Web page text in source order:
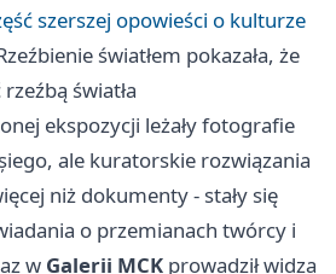
szerszej opowieści o kulturze
światłem pokazała, że
światła
ekspozycji leżały fotografie
ale kuratorskie rozwiązania
niż dokumenty - stały się
o przemianach twórcy i
w Galerii MCK prowadził widza